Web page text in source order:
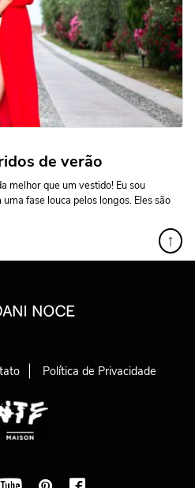
de verão
melhor que um vestido! Eu sou
fase louca pelos longos. Eles são
↑
Política de Privacidade